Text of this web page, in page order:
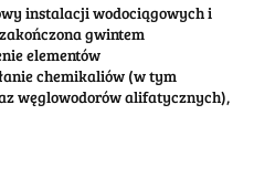
instalacji wodociągowych i
gwintem
elementów
chemikaliów (w tym
węglowodorów alifatycznych),